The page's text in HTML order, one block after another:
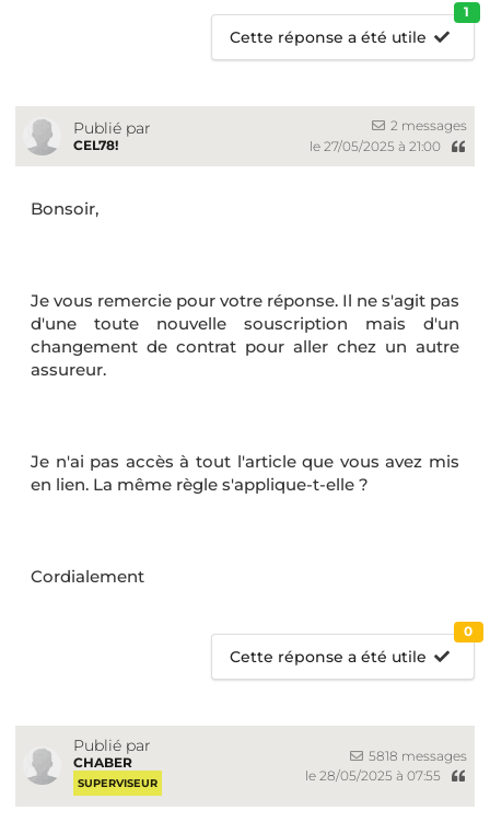
Cette réponse a été utile
1
Publié par
CEL78!
2 messages
le 27/05/2025 à 21:00
Bonsoir,
Je vous remercie pour votre réponse. Il ne s'agit pas
d'une toute nouvelle souscription mais d'un
changement de contrat pour aller chez un autre
assureur.
Je n'ai pas accès à tout l'article que vous avez mis
en lien. La même règle s'applique-t-elle ?
Cordialement
Cette réponse a été utile
0
Publié par
CHABER
SUPERVISEUR
5818 messages
le 28/05/2025 à 07:55